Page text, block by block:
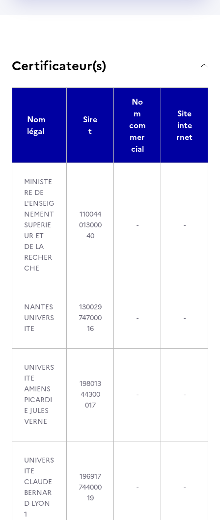
Certificateur(s)
Nom
légal
Sire
t
No
m
com
mer
cial
Site
inte
rnet
MINISTE
RE DE
L'ENSEIG
NEMENT
SUPERIE
UR ET
DE LA
RECHER
CHE
110044
013000
40
- -
NANTES
UNIVERS
ITE
130029
747000
16
- -
UNIVERS
ITE
AMIENS
PICARDI
E JULES
VERNE
198013
44300
017
- -
UNIVERS
ITE
CLAUDE
BERNAR
D LYON
1
196917
744000
19
- -